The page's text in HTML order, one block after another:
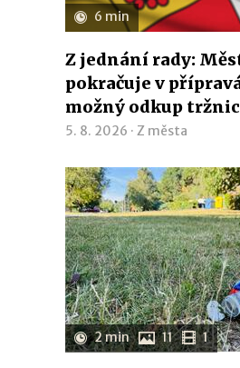
6 min
Z jednání rady:
pokračuje v
možný odkup
5. 8. 2026 · Z města
2 min 11 1